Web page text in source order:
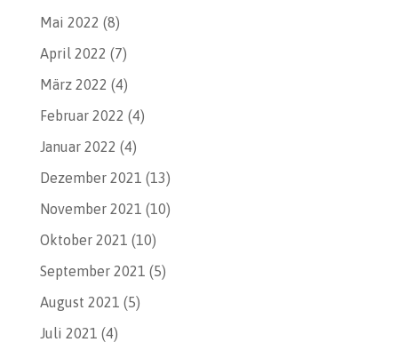
Mai 2022 (8)
April 2022 (7)
März 2022 (4)
Februar 2022 (4)
Januar 2022 (4)
Dezember 2021 (13)
November 2021 (10)
Oktober 2021 (10)
September 2021 (5)
August 2021 (5)
Juli 2021 (4)